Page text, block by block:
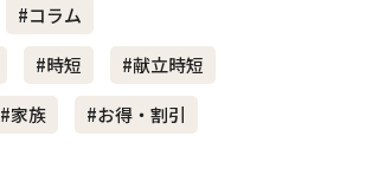
#産休 #育休
#コラム
#時短
#献立時短
#家族
#お得・割引